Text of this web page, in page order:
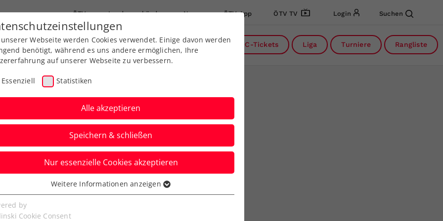
ÖTV Landesverbände News ÖTV App ÖTV TV Login Suchen
Ausbildung Services Über uns DC-Tickets Liga Turniere Rangliste
Rollstuhltennis als
Webseite werden Cookies verwendet. Einige davon werden
benötigt, während es uns andere ermöglichen, Ihre
auf unserer Webseite zu verbessern.
Essenziell Statistiken
Alle akzeptieren
Speichern & schließen
Nur essenzielle Cookies akzeptieren
Cookies werden für grundlegende Funktionen der
benötigt. Dadurch ist gewährleistet, dass die Webseite
Weitere Informationen anzeigen
by
Cookie Consent